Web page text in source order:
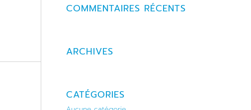
COMMENTAIRES RÉCENTS
ARCHIVES
CATÉGORIES